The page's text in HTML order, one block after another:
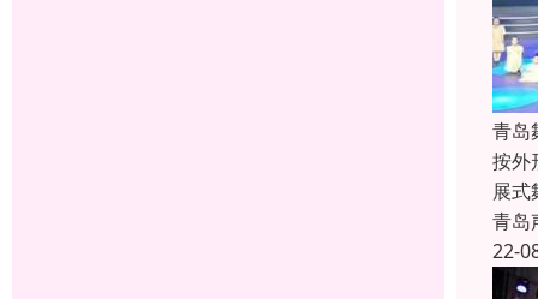
青岛
按外
展式
青岛
22-